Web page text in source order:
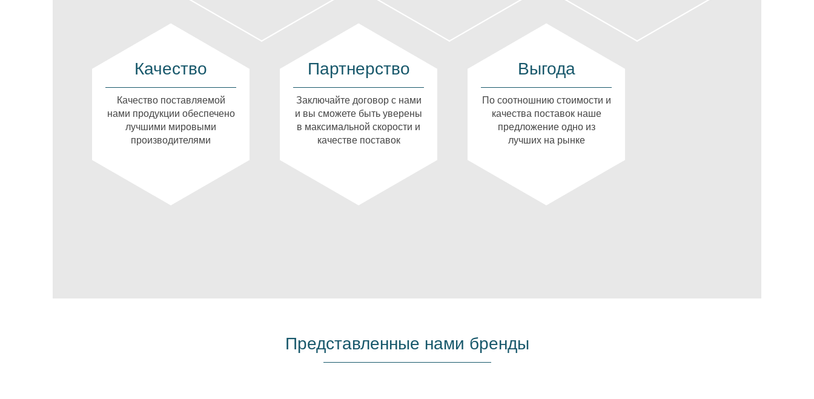
Качество
Качество поставляемой
нами продукции обеспечено
лучшими мировыми
производителями
Партнерство
Заключайте договор с нами
и вы сможете быть уверены
в максимальной скорости и
качестве поставок
Выгода
По соотношнию стоимости и
качества поставок наше
предложение одно из
лучших на рынке
Представленные нами бренды